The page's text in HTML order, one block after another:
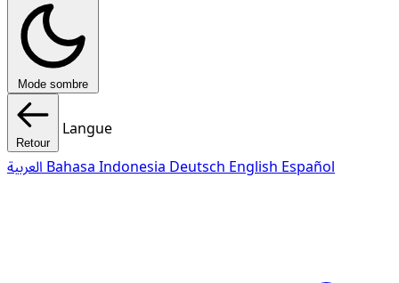
Mode sombre
Retour
Langue
Bahasa Indonesia Deutsch English Español